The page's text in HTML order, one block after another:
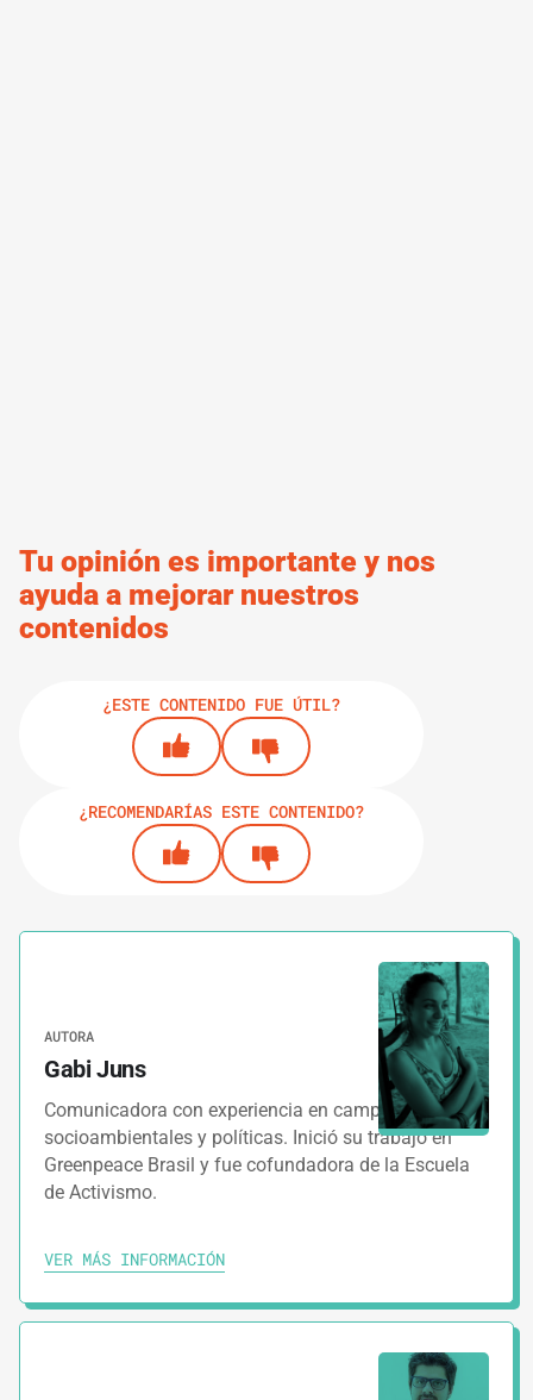
Tu opinión es importante y nos
ayuda a mejorar nuestros
contenidos
¿ESTE CONTENIDO FUE ÚTIL?
¿RECOMENDARÍAS ESTE CONTENIDO?
AUTORA
Gabi Juns
Comunicadora con experiencia en campañas
socioambientales y políticas. Inició su trabajo en
Greenpeace Brasil y fue cofundadora de la Escuela
de Activismo.
VER MÁS INFORMACIÓN